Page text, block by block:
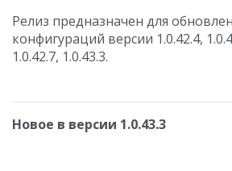
Релиз предназначен для
конфигураций версии 1.0.42.4,
1.0.42.7, 1.0.43.3.
Новое в версии 1.0.43.3